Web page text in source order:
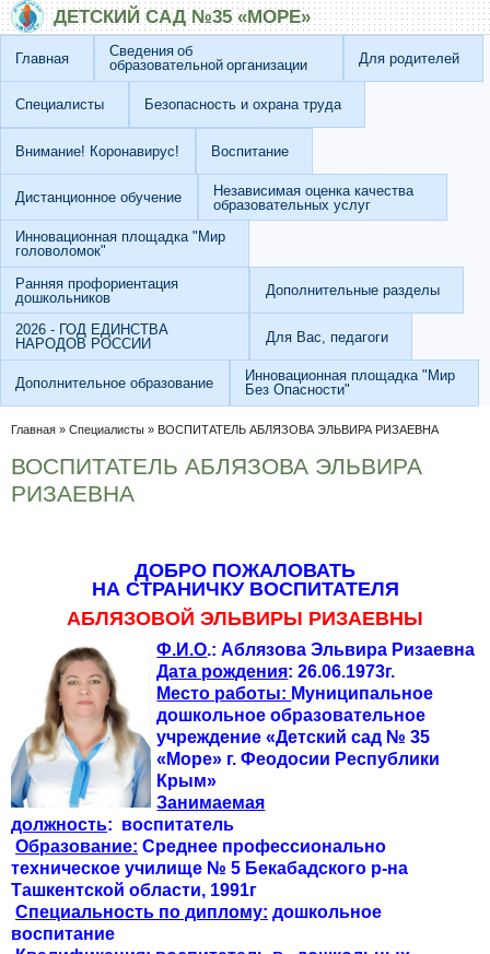
Перейти к основному содержанию
Skip to searchДЕТСКИЙ САД №35 «МОРЕ»
Главная
Сведения об
образовательной организации
Для родителей
Специалисты Безопасность и охрана труда
Внимание! Коронавирус! Воспитание
Дистанционное обучение
Независимая оценка качества
образовательных услуг
Инновационная площадка "Мир
головоломок"
Ранняя профориентация
дошкольников
Дополнительные разделы
2026 - ГОД ЕДИНСТВА
НАРОДОВ РОССИИ
Для Вас, педагоги
Дополнительное образование
Инновационная площадка "Мир
Без Опасности"
Вы здесь
Главная » Специалисты » ВОСПИТАТЕЛЬ АБЛЯЗОВА ЭЛЬВИРА РИЗАЕВНА
ВОСПИТАТЕЛЬ АБЛЯЗОВА ЭЛЬВИРА
РИЗАЕВНА
ДОБРО ПОЖАЛОВАТЬ
НА СТРАНИЧКУ ВОСПИТАТЕЛЯ
АБЛЯЗОВОЙ ЭЛЬВИРЫ РИЗАЕВНЫ
Ф.И.О.: Аблязова Эльвира Ризаевна
Дата рождения: 26.06.1973г.
Место работы: Муниципальное
дошкольное образовательное
учреждение «Детский сад № 35
«Море» г. Феодосии Республики
Крым»
Занимаемая
должность: воспитатель
Образование: Среднее профессионально
техническое училище № 5 Бекабадского р-на
Ташкентской области, 1991г
Специальность по диплому: дошкольное
воспитание